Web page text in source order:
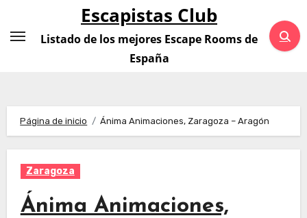
contenido
Escapistas Club
Listado de los mejores Escape Rooms de
España
Página de inicio Ánima Animaciones, Zaragoza – Aragón
Zaragoza
Ánima Animaciones,